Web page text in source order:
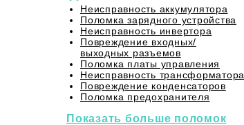
Неисправность аккумулятора
Поломка зарядного устройства
Неисправность инвертора
Повреждение входных/
выходных разъемов
Поломка платы управления
Неисправность трансформатора
Повреждение конденсаторов
Поломка предохранителя
Показать больше поломок